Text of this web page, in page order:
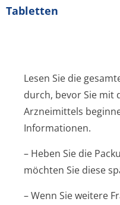
Tabletten
Lesen Sie die
durch, bevor Sie mit
Arzneimittels
Informationen.
– Heben Sie die
möchten Sie diese
– Wenn Sie weitere